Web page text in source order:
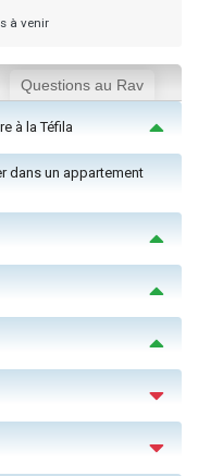
à venir
Questions au Rav
à la Téfila
dans un appartement